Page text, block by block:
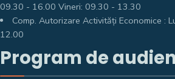
09.30 - 16.00 Vineri: 09.30 - 13.30
Comp. Autorizare Activități Economice :
12.00
Program de